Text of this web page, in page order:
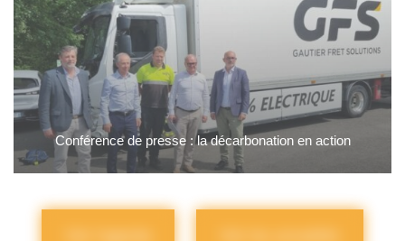
Conférence de presse : la décarbonation en action